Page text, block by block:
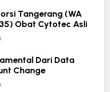
Tangerang (WA
Obat Cytotec Asli
Dari Data
Change